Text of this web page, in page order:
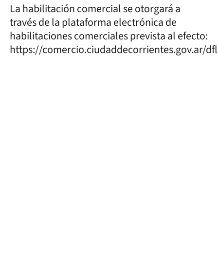
La habilitación comercial se otorgará a
través de la plataforma electrónica de
habilitaciones comerciales prevista al efecto:
https://comercio.ciudaddecorrientes.gov.ar/